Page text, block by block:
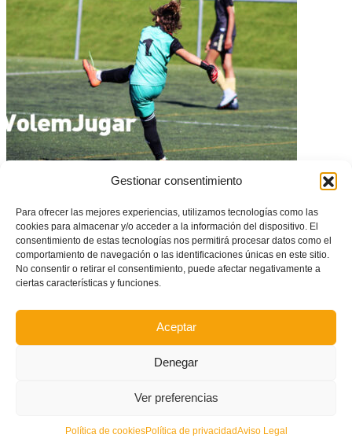
Gestionar consentimiento
Para ofrecer las mejores experiencias, utilizamos tecnologías como las
cookies para almacenar y/o acceder a la información del dispositivo. El
consentimiento de estas tecnologías nos permitirá procesar datos como el
comportamiento de navegación o las identificaciones únicas en este sitio.
No consentir o retirar el consentimiento, puede afectar negativamente a
ciertas características y funciones.
Aceptar
Denegar
Ver preferencias
Política de cookiesPolítica de privacidadAviso Legal